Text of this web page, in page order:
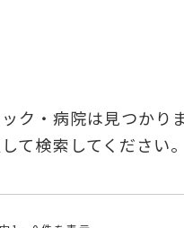
ク・病院は見つかり
て検索してください。